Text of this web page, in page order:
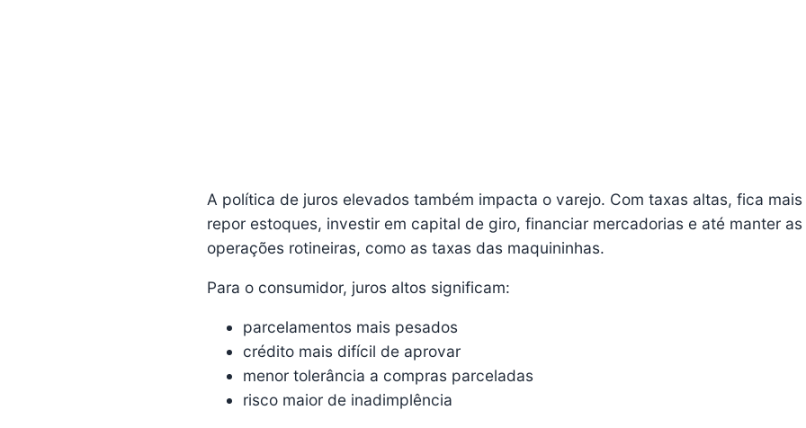
A política de juros elevados também impacta o varejo. Com taxas altas, fica
repor estoques, investir em capital de giro, financiar mercadorias e até manter as
operações rotineiras, como as taxas das maquininhas.
Para o consumidor, juros altos significam:
parcelamentos mais pesados
crédito mais difícil de aprovar
menor tolerância a compras parceladas
risco maior de inadimplência